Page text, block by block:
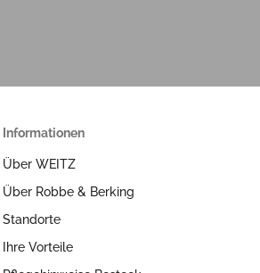
Informationen
Über WEITZ
Über Robbe & Berking
Standorte
Ihre Vorteile